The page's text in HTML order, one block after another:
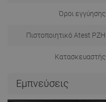
Όροι εγγύησης
Πιστοποιητικό Atest PZH
Κατασκευαστής
Εμπνεύσεις